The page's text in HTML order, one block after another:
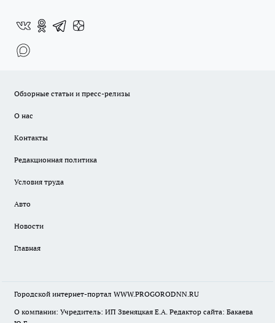
Обзорные статьи и пресс-релизы
О нас
Контакты
Редакционная политика
Условия труда
Авто
Новости
Главная
Городской интернет-портал WWW.PROGORODNN.RU
О компании: Учредитель: ИП Звеняцкая Е.А. Редактор сайта: Бакаева